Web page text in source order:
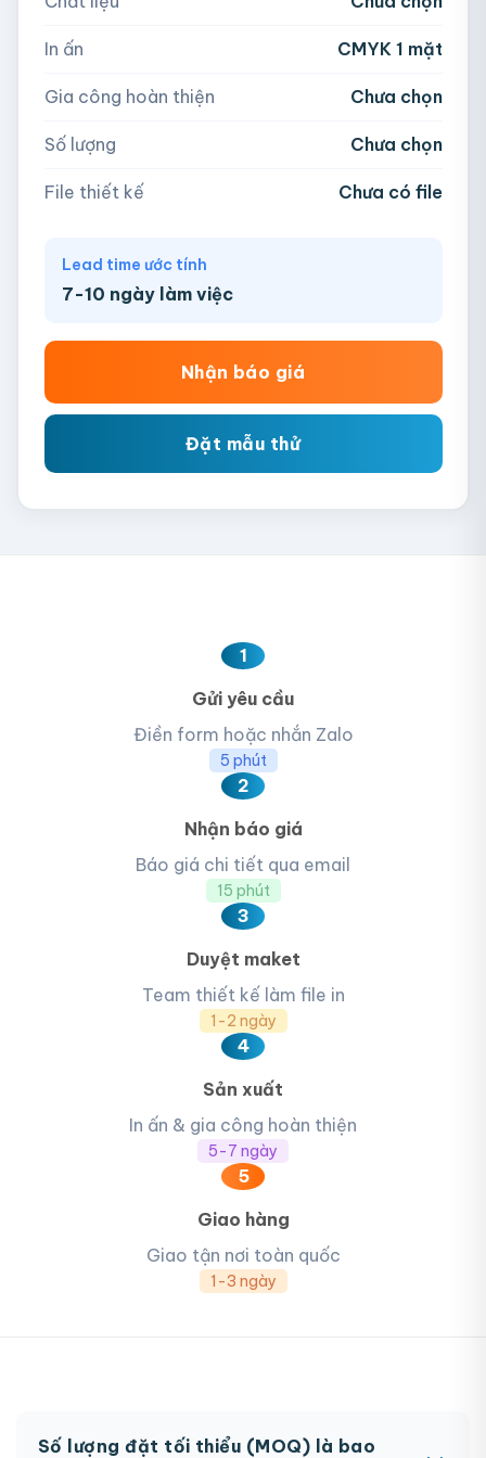
Hoặc nhập số lượng:
− + hộp
AI, PDF, EPS, PSD, PNG, JPG (tối đa 50MB)
In ấn CMYK 1 mặt
Gia công hoàn thiện Chưa chọn
Số lượng Chưa chọn
File thiết kế Chưa có file
Lead time ước tính
7-10 ngày làm việc
Nhận báo giá
Đặt mẫu thử
1
Gửi yêu cầu
Điền form hoặc nhắn Zalo
5 phút
2
Nhận báo giá
Báo giá chi tiết qua email
15 phút
3
Duyệt maket
Team thiết kế làm file in
1-2 ngày
4
Sản xuất
In ấn & gia công hoàn thiện
5-7 ngày
5
Giao hàng
Giao tận nơi toàn quốc
1-3 ngày
Số lượng đặt tối thiểu (MOQ) là bao